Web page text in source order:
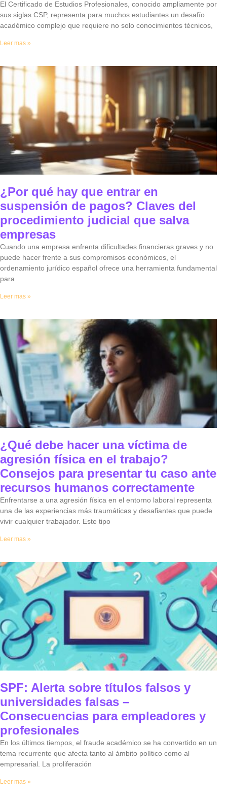
El Certificado de Estudios Profesionales, conocido ampliamente por
sus siglas CSP, representa para muchos estudiantes un desafío
académico complejo que requiere no solo conocimientos técnicos,
Leer mas »
¿Por qué hay que entrar en
suspensión de pagos? Claves del
procedimiento judicial que salva
empresas
Cuando una empresa enfrenta dificultades financieras graves y no
puede hacer frente a sus compromisos económicos, el
ordenamiento jurídico español ofrece una herramienta fundamental
para
Leer mas »
¿Qué debe hacer una víctima de
agresión física en el trabajo?
Consejos para presentar tu caso ante
recursos humanos correctamente
Enfrentarse a una agresión física en el entorno laboral representa
una de las experiencias más traumáticas y desafiantes que puede
vivir cualquier trabajador. Este tipo
Leer mas »
SPF: Alerta sobre títulos falsos y
universidades falsas –
Consecuencias para empleadores y
profesionales
En los últimos tiempos, el fraude académico se ha convertido en un
tema recurrente que afecta tanto al ámbito político como al
empresarial. La proliferación
Leer mas »